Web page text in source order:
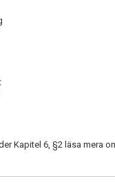
Kapitel 6, §2 läsa mera